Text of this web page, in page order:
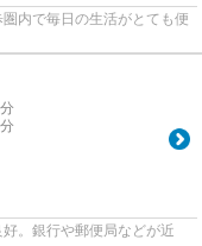
内で毎日の生活がとても便
。銀行や郵便局などが近